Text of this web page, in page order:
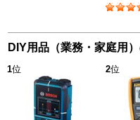
DIY用品（業務・家庭用
1位 2位